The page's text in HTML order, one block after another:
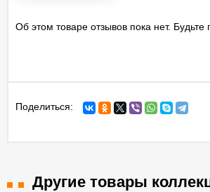
Об этом товаре отзывов пока нет. Будьте
Поделиться:
Другие товары